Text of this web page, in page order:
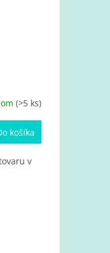
(>5 ks)
košíka
v